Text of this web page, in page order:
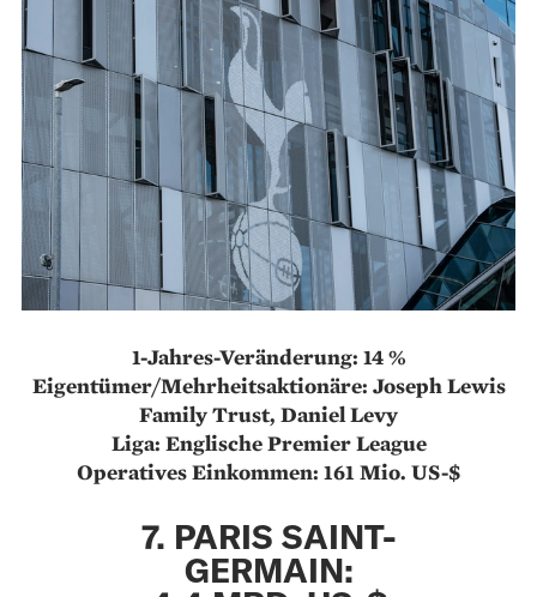
1-Jahres-Veränderung: 14 %
Eigentümer/Mehrheitsaktionäre: Joseph Lewis
Family Trust, Daniel Levy
Liga: Englische Premier League
Operatives Einkommen: 161 Mio. US-$
7. PARIS SAINT-
GERMAIN: